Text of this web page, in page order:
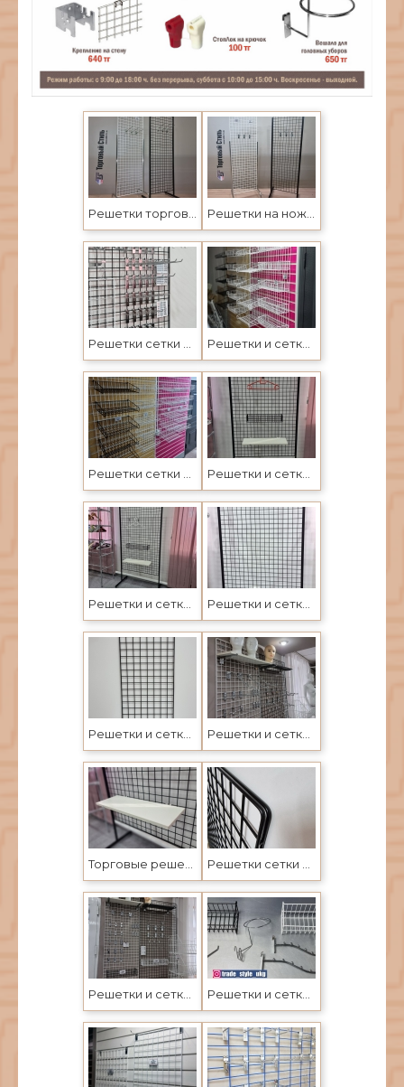
Решетки торговые на ножках для магазинов в Усть-Каменогорске и Семее Решетки на ножках, крючки для магазинов
Решетки сетки крючки корзины в Усть-Каменогорске Решетки и сетки настенные- торговое оборудование в Усть-Каменогорске и Семеее
Решетки сетки крючки корзины в Усть-Каменогорске Решетки и сетки с крючками, торговое настенное оборудование в Усть-Каменогорске
Решетки и сетки с крючками, торговое настенное оборудование в Усть-Каменогорске Решетки и сетки, торговое настенное оборудование в Усть-Каменогорске
Решетки и сетки с крючками, торговое настенное оборудование в Усть-Каменогорске Решетки и сетки с крючками, торговое настенное оборудование в Усть-Каменогорске
Торговые решетки и сетки с крючками в Усть-Каменогорске Решетки сетки и крючки настенные- торговое оборудование в Усть-Каменогорске и Семеее
Решетки и сетки с крючками, торговое настенное оборудование в Усть-Каменогорске Решетки и сетки с крючками, торговое настенное оборудование в Усть-Каменогорске